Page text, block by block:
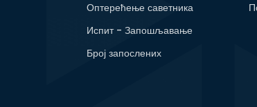
Оптерећење саветника
Испит - Запошљавање
Број запослених